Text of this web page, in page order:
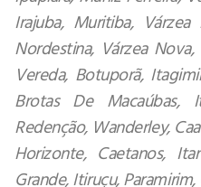
Irajuba, Muritiba,
Nordestina, Várzea
Vereda, Botuporã,
Brotas De Macaúbas,
Redenção, Wanderley,
Horizonte, Caetanos,
Grande, Itiruçu,